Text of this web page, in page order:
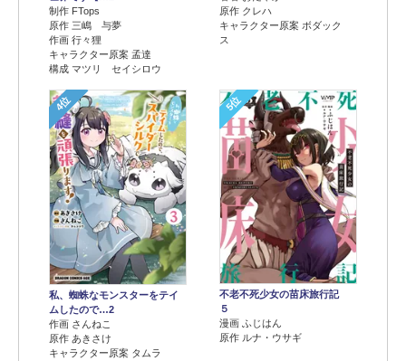
制作 FTops
原作 三嶋 与夢
作画 行々狸
キャラクター原案 孟達
構成 マツリ セイシロウ
原作 クレハ
キャラクター原案 ボダック
ス
4位
私、蜘蛛なモンスターをテイ
ムしたので…2
作画 さんねこ
原作 あきさけ
キャラクター原案 タムラ
5位
不老不死少女の苗床旅行記
５
漫画 ふじはん
原作 ルナ・ウサギ